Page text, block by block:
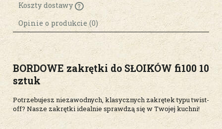
Koszty dostawy
Cena nie zawiera ewentualnych kosztów
płatności
Opinie o produkcie (0)
BORDOWE zakrętki do SŁOIKÓW fi100 10
sztuk
Potrzebujesz niezawodnych, klasycznych zakrętek typu twist-
off? Nasze zakrętki idealnie sprawdzą się w Twojej kuchni!